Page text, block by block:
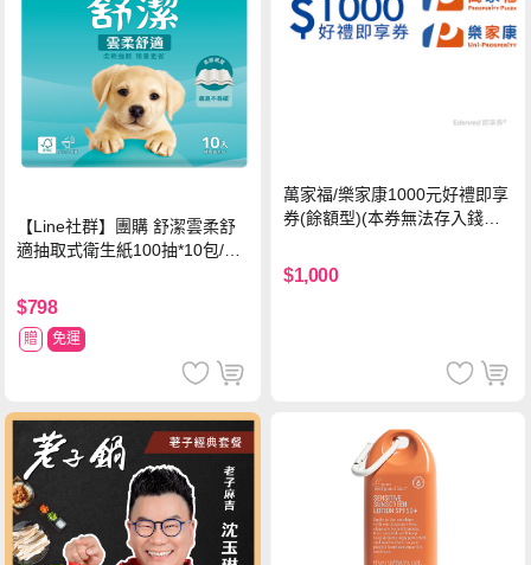
【Line社群】團購 舒潔雲柔舒
適抽取式衛生紙100抽*10包/6
$798
贈 免運
萬家福/樂家康1000元好禮即享
券(餘額型)(本券無法存入錢包
$1,000